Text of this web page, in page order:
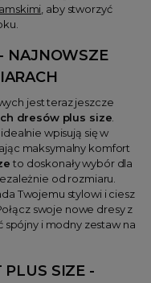
, aby stworzyć
NAJNOWSZE
jest teraz jeszcze
dresów plus size.
wpisują się w
maksymalny komfort
to doskonały wybór dla
od rozmiaru.
Twojemu stylowi i ciesz
swoje nowe dresy z
spójny i modny zestaw na
PLUS SIZE -